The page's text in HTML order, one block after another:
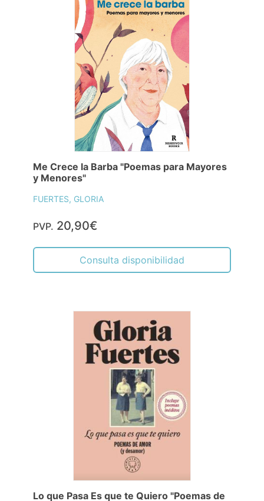
Me Crece la Barba "Poemas para Mayores
y Menores"
FUERTES, GLORIA
PVP. 20,90€
Consulta disponibilidad
Lo que Pasa Es que te Quiero "Poemas de